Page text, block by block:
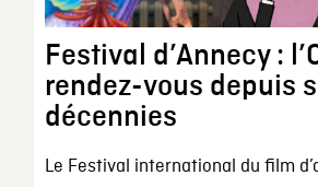
Festival d’Annecy :
rendez-vous depuis
décennies
Le Festival international du film